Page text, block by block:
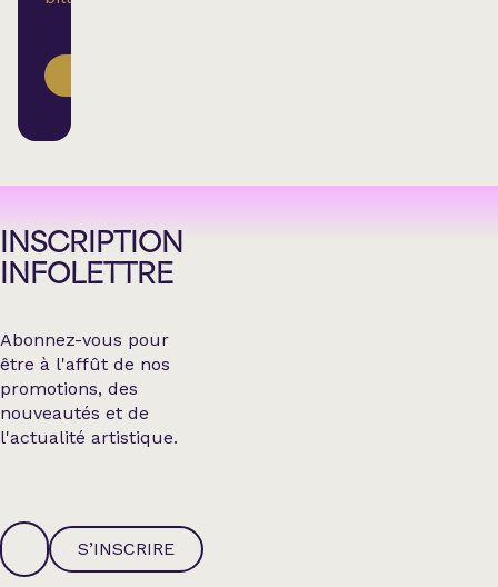
INSCRIPTION
INFOLETTRE
Abonnez-vous pour
être à l'affût de nos
promotions, des
nouveautés et de
l'actualité artistique.
S’INSCRIRE